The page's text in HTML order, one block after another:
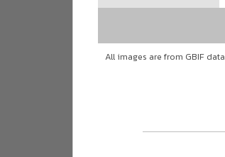
All images are from GBIF